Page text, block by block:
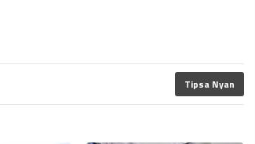
Tipsa Nyan